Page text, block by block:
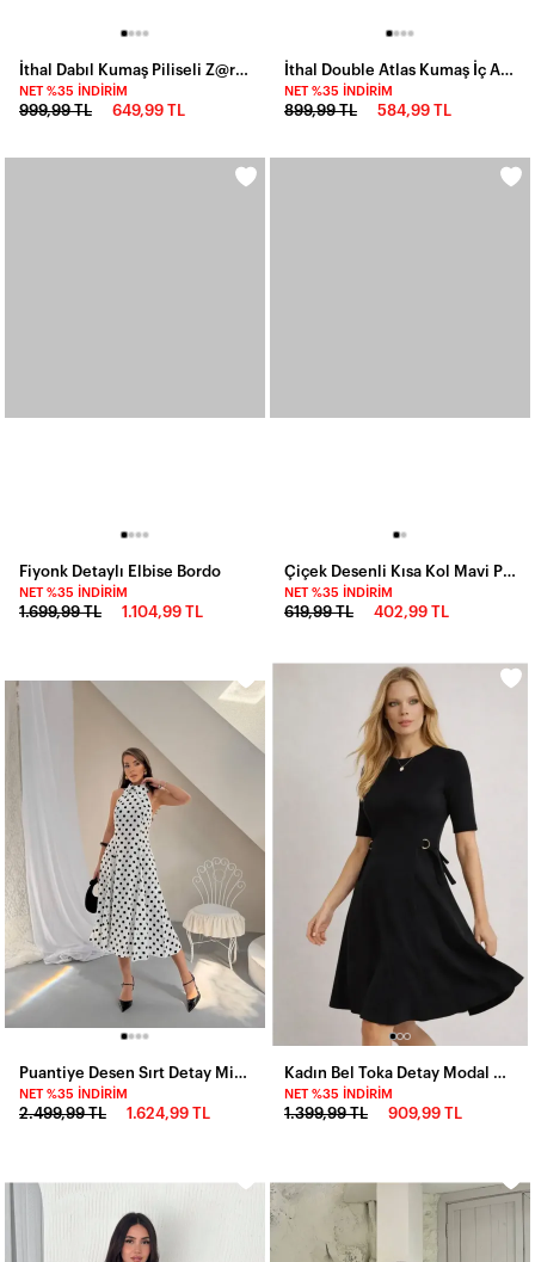
NET %35 İNDIRIM
999,99 TL 649,99 TL
NET %35 İNDIRIM
899,99 TL 584,99 TL
Fiyonk Detaylı Elbise Bordo
NET %35 İNDIRIM
1.699,99 TL 1.104,99 TL
NET %35 İNDIRIM
619,99 TL 402,99 TL
NET %35 İNDIRIM
2.499,99 TL 1.624,99 TL
NET %35 İNDIRIM
1.399,99 TL 909,99 TL